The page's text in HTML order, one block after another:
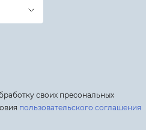
своих пресональных
пользовательского соглашения